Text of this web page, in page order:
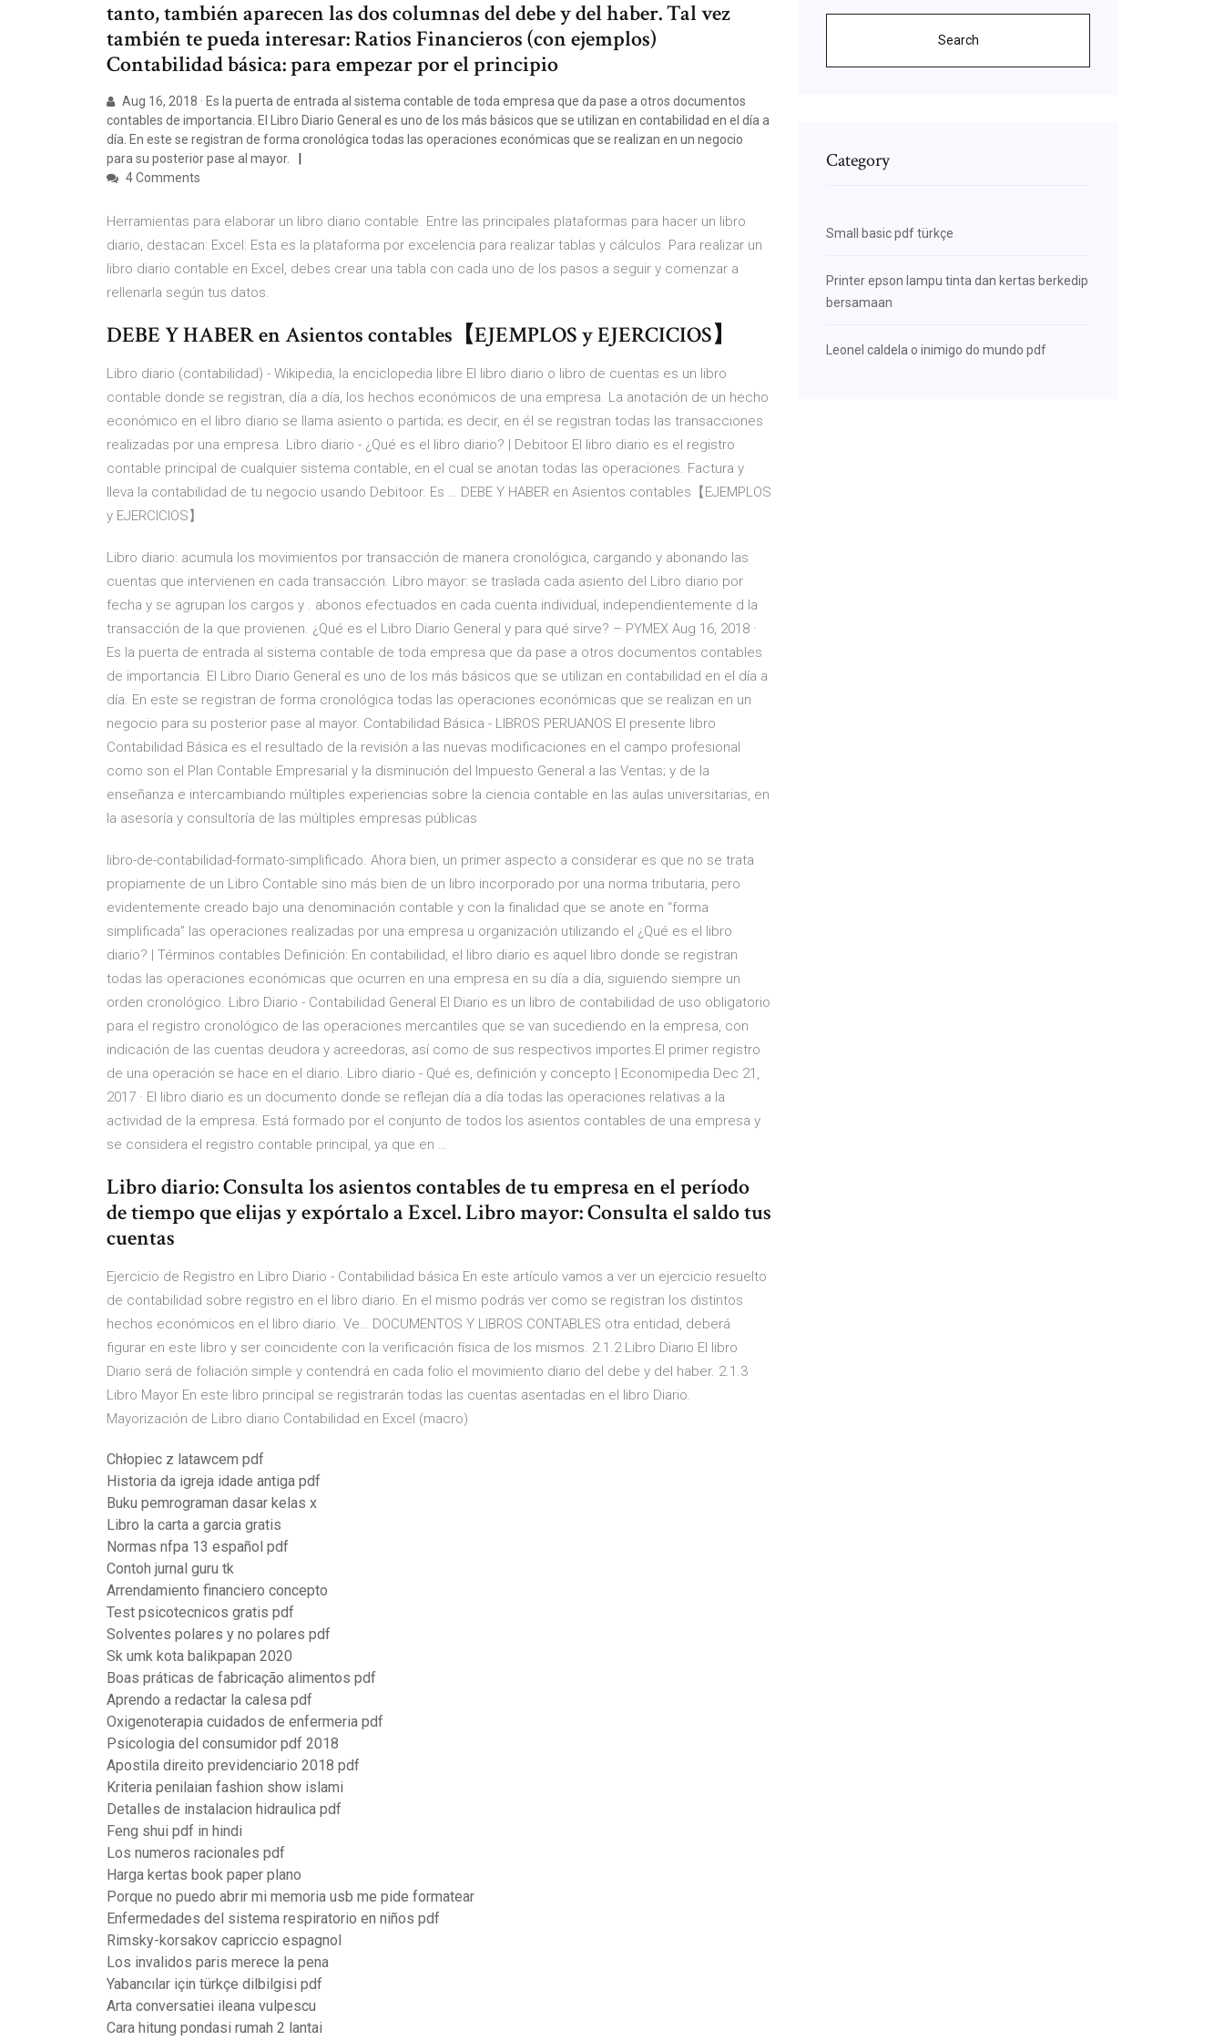
tanto, también aparecen las dos columnas del debe y del haber. Tal vez
también te pueda interesar: Ratios Financieros (con ejemplos)
Contabilidad básica: para empezar por el principio
Aug 16, 2018 · Es la puerta de entrada al sistema contable de toda empresa que da pase a otros documentos
contables de importancia. El Libro Diario General es uno de los más básicos que se utilizan en contabilidad en el día a
día. En este se registran de forma cronológica todas las operaciones económicas que se realizan en un negocio
para su posterior pase al mayor.
4 Comments
Herramientas para elaborar un libro diario contable. Entre las principales plataformas para hacer un libro
diario, destacan: Excel: Esta es la plataforma por excelencia para realizar tablas y cálculos. Para realizar un
libro diario contable en Excel, debes crear una tabla con cada uno de los pasos a seguir y comenzar a
rellenarla según tus datos.
DEBE Y HABER en Asientos contables【EJEMPLOS y EJERCICIOS】
Libro diario (contabilidad) - Wikipedia, la enciclopedia libre El libro diario o libro de cuentas es un libro
contable donde se registran, día a día, los hechos económicos de una empresa. La anotación de un hecho
económico en el libro diario se llama asiento o partida; es decir, en él se registran todas las transacciones
realizadas por una empresa. Libro diario - ¿Qué es el libro diario? | Debitoor El libro diario es el registro
contable principal de cualquier sistema contable, en el cual se anotan todas las operaciones. Factura y
lleva la contabilidad de tu negocio usando Debitoor. Es … DEBE Y HABER en Asientos contables【EJEMPLOS
y EJERCICIOS】
Libro diario: acumula los movimientos por transacción de manera cronológica, cargando y abonando las
cuentas que intervienen en cada transacción. Libro mayor: se traslada cada asiento del Libro diario por
fecha y se agrupan los cargos y . abonos efectuados en cada cuenta individual, independientemente d la
transacción de la que provienen. ¿Qué es el Libro Diario General y para qué sirve? – PYMEX Aug 16, 2018 ·
Es la puerta de entrada al sistema contable de toda empresa que da pase a otros documentos contables
de importancia. El Libro Diario General es uno de los más básicos que se utilizan en contabilidad en el día a
día. En este se registran de forma cronológica todas las operaciones económicas que se realizan en un
negocio para su posterior pase al mayor. Contabilidad Básica - LIBROS PERUANOS El presente libro
Contabilidad Básica es el resultado de la revisión a las nuevas modificaciones en el campo profesional
como son el Plan Contable Empresarial y la disminución del Impuesto General a las Ventas; y de la
enseñanza e intercambiando múltiples experiencias sobre la ciencia contable en las aulas universitarias, en
la asesoría y consultoría de las múltiples empresas públicas
libro-de-contabilidad-formato-simplificado. Ahora bien, un primer aspecto a considerar es que no se trata
propiamente de un Libro Contable sino más bien de un libro incorporado por una norma tributaria, pero
evidentemente creado bajo una denominación contable y con la finalidad que se anote en “forma
simplificada” las operaciones realizadas por una empresa u organización utilizando el ¿Qué es el libro
diario? | Términos contables Definición: En contabilidad, el libro diario es aquel libro donde se registran
todas las operaciones económicas que ocurren en una empresa en su día a día, siguiendo siempre un
orden cronológico. Libro Diario - Contabilidad General El Diario es un libro de contabilidad de uso obligatorio
para el registro cronológico de las operaciones mercantiles que se van sucediendo en la empresa, con
indicación de las cuentas deudora y acreedoras, así como de sus respectivos importes.El primer registro
de una operación se hace en el diario. Libro diario - Qué es, definición y concepto | Economipedia Dec 21,
2017 · El libro diario es un documento donde se reflejan día a día todas las operaciones relativas a la
actividad de la empresa. Está formado por el conjunto de todos los asientos contables de una empresa y
se considera el registro contable principal, ya que en …
Libro diario: Consulta los asientos contables de tu empresa en el período
de tiempo que elijas y expórtalo a Excel. Libro mayor: Consulta el saldo tus
cuentas
Ejercicio de Registro en Libro Diario - Contabilidad básica En este artículo vamos a ver un ejercicio resuelto
de contabilidad sobre registro en el libro diario. En el mismo podrás ver como se registran los distintos
hechos económicos en el libro diario. Ve… DOCUMENTOS Y LIBROS CONTABLES otra entidad, deberá
figurar en este libro y ser coincidente con la verificación física de los mismos. 2.1.2 Libro Diario El libro
Diario será de foliación simple y contendrá en cada folio el movimiento diario del debe y del haber. 2.1.3
Libro Mayor En este libro principal se registrarán todas las cuentas asentadas en el libro Diario.
Mayorización de Libro diario Contabilidad en Excel (macro)
Chłopiec z latawcem pdf
Historia da igreja idade antiga pdf
Buku pemrograman dasar kelas x
Libro la carta a garcia gratis
Normas nfpa 13 español pdf
Contoh jurnal guru tk
Arrendamiento financiero concepto
Test psicotecnicos gratis pdf
Solventes polares y no polares pdf
Sk umk kota balikpapan 2020
Boas práticas de fabricação alimentos pdf
Aprendo a redactar la calesa pdf
Oxigenoterapia cuidados de enfermeria pdf
Psicologia del consumidor pdf 2018
Apostila direito previdenciario 2018 pdf
Kriteria penilaian fashion show islami
Detalles de instalacion hidraulica pdf
Feng shui pdf in hindi
Los numeros racionales pdf
Harga kertas book paper plano
Porque no puedo abrir mi memoria usb me pide formatear
Enfermedades del sistema respiratorio en niños pdf
Rimsky-korsakov capriccio espagnol
Los invalidos paris merece la pena
Yabancılar için türkçe dilbilgisi pdf
Arta conversatiei ileana vulpescu
Cara hitung pondasi rumah 2 lantai
Search
Category
Small basic pdf türkçe
Printer epson lampu tinta dan kertas berkedip
bersamaan
Leonel caldela o inimigo do mundo pdf